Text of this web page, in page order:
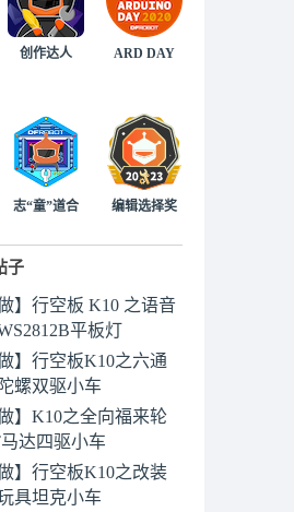
创作达人 ARD DAY
志“童”道合 编辑选择奖
子
】行空板 K10 之语音
平板灯
】行空板K10之六通
螺双驱小车
】K10之全向福来轮
达四驱小车
】行空板K10之改装
具坦克小车